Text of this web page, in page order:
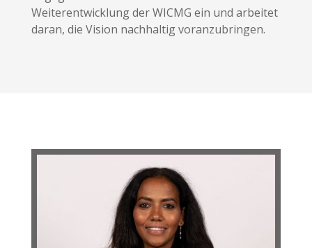
Weiterentwicklung der WICMG ein und arbeitet
daran, die Vision nachhaltig voranzubringen.